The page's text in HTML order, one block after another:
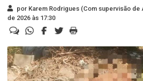
por Karem Rodrigues (Com supervisão de
de 2026 às 17:30